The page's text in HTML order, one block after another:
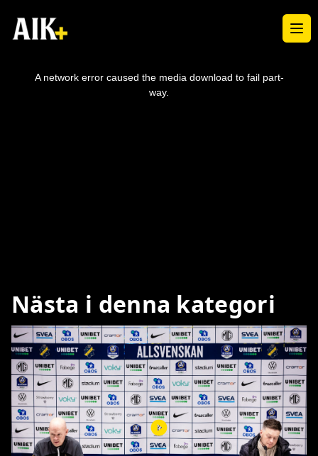
A network error caused the media download to fail part-
way.
Nästa i denna kategori